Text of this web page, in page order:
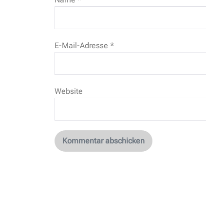
E-Mail-Adresse *
Website